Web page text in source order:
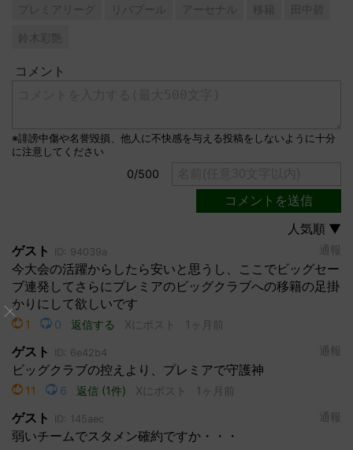
プレミアリーグ
リバプール アーセナル 移籍
田中碧
鈴木彩艶